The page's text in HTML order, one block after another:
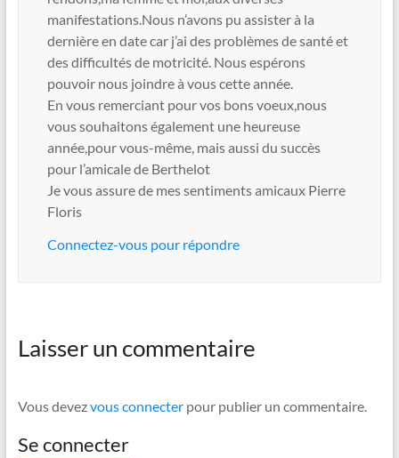
manifestations.Nous n’avons pu assister à la
dernière en date car j’ai des problèmes de santé et
des difficultés de motricité. Nous espérons
pouvoir nous joindre à vous cette année.
En vous remerciant pour vos bons voeux,nous
vous souhaitons également une heureuse
année,pour vous-même, mais aussi du succès
pour l’amicale de Berthelot
Je vous assure de mes sentiments amicaux Pierre
Floris
Connectez-vous pour répondre
Laisser un commentaire
Vous devezvous connecterpour publier un commentaire.
Se connecter